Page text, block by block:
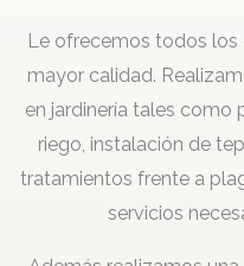
Le ofrecemos todos los
mayor calidad.
en jardinería tales como
riego, instalación de
tratamientos frente a
servicios